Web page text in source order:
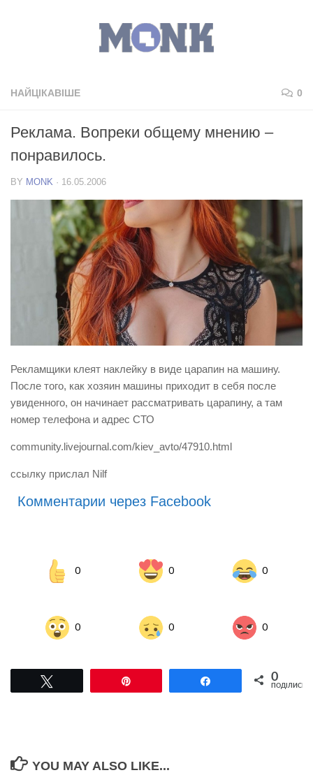
НАЙЦІКАВІШЕ 0
Реклама. Вопреки общему мнению –
понравилось.
BY MONK · 16.05.2006
Рекламщики клеят наклейку в виде царапин на машину.
После того, как хозяин машины приходит в себя после
увиденного, он начинает рассматривать царапину, а там
номер телефона и адрес СТО
community.livejournal.com/kiev_avto/47910.html
ссылку прислал Nilf
Комментарии через Facebook
0 0 0
0 0 0
Поділитися0
ПОДІЛИСЬ
YOU MAY ALSO LIKE...